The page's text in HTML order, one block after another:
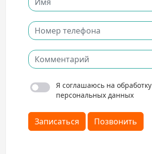
Я соглашаюсь на обработку
персональных данных
Записаться Позвонить